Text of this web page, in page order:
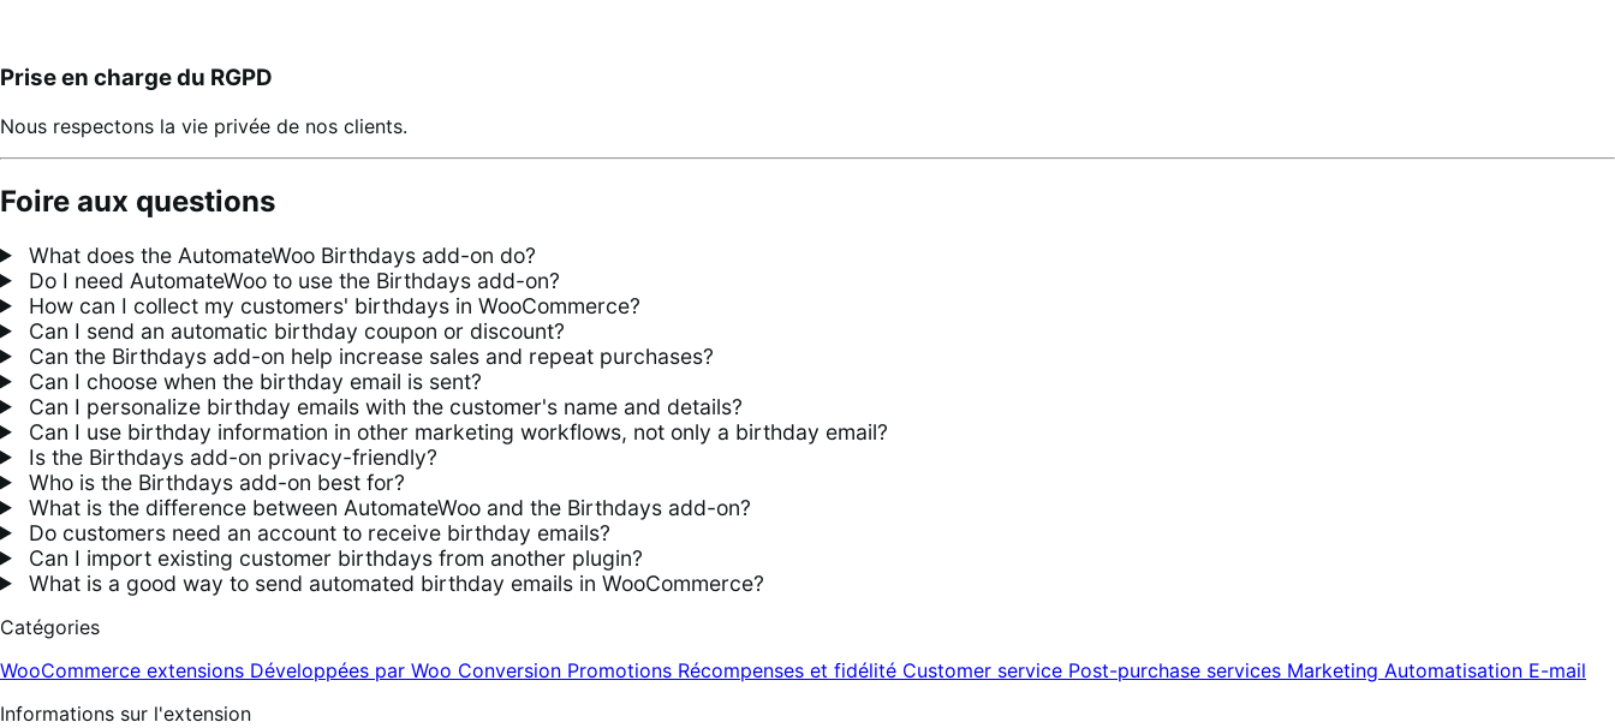
Prise en charge du RGPD
Nous respectons la vie privée de nos clients.
Foire aux questions
What does the AutomateWoo Birthdays add-on do?
Do I need AutomateWoo to use the Birthdays add-on?
How can I collect my customers' birthdays in WooCommerce?
Can I send an automatic birthday coupon or discount?
Can the Birthdays add-on help increase sales and repeat purchases?
Can I choose when the birthday email is sent?
Can I personalize birthday emails with the customer's name and details?
Can I use birthday information in other marketing workflows, not only a birthday email?
Is the Birthdays add-on privacy-friendly?
Who is the Birthdays add-on best for?
What is the difference between AutomateWoo and the Birthdays add-on?
Do customers need an account to receive birthday emails?
Can I import existing customer birthdays from another plugin?
What is a good way to send automated birthday emails in WooCommerce?
Catégories
WooCommerce extensions Développées par Woo Conversion Promotions Récompenses et fidélité Customer service Post-purchase services Marketing Automatisation E-mail
Informations sur l'extension